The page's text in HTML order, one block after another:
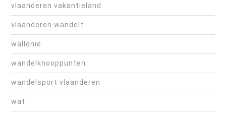
vlaanderen vakantieland
vlaanderen wandelt
wallonie
wandelknooppunten
wandelsport vlaanderen
wat